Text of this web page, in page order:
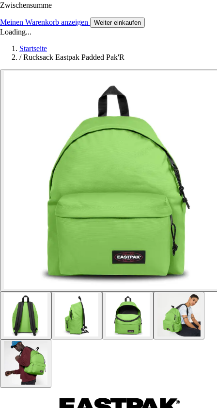
Zwischensumme
Meinen Warenkorb anzeigen Weiter einkaufen
Loading...
Startseite
/ Rucksack Eastpak Padded Pak'R